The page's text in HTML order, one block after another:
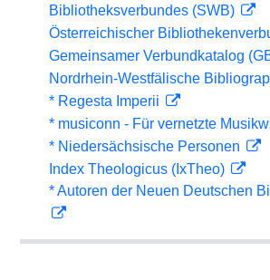
Bibliotheksverbundes (SWB)
Österreichischer
Gemeinsamer Verbundkatalog
Nordrhein-Westfälische
* Regesta Imperii
* musiconn - Für vernetzte
* Niedersächsische Personen
Index Theologicus (IxTheo)
* Autoren der Neuen Deutschen